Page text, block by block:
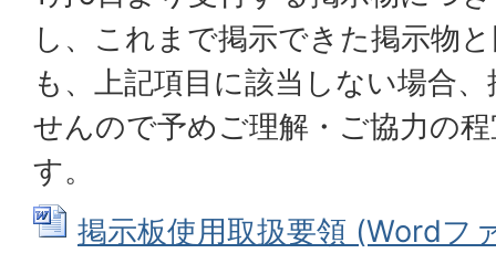
し、これまで掲示できた掲示物
も、上記項目に該当しない場合
せんので予めご理解・ご協力の
す。
掲示板使用取扱要領 (Wordフ